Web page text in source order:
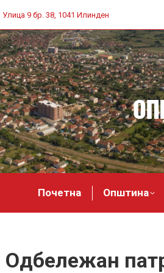
Улица 9 бр. 38, 1041 Илинден
Почетна Општина
Одбележан